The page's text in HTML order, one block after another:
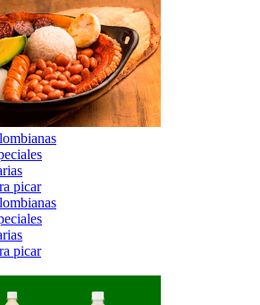
picar
picar